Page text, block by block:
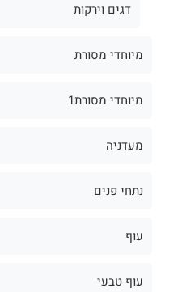
דגים וירקות
מיוחדי מסורת
מיוחדי מסורת1
מעדניה
נתחי פנים
עוף
עוף טבעי